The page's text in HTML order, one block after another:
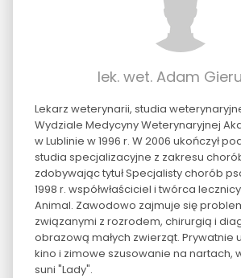
lek. wet. Adam
Lekarz weterynarii, studia
Wydziale Medycyny Weterynaryjnej
w Lublinie w 1996 r. W 2006 ukończył
studia specjalizacyjne z zakresu
zdobywając tytuł Specjalisty chorób
1998 r. współwłaściciel i twórca
Animal. Zawodowo zajmuje się
związanymi z rozrodem, chirurgią i
obrazową małych zwierząt. Prywatnie
kino i zimowe szusowanie na nartach,
suni "Lady".